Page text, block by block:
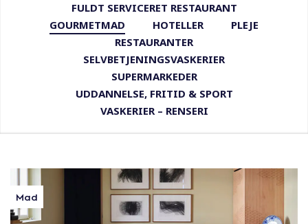
FULDT SERVICERET RESTAURANT
GOURMETMAD
HOTELLER
PLEJE
RESTAURANTER
SELVBETJENINGSVASKERIER
SUPERMARKEDER
UDDANNELSE, FRITID & SPORT
VASKERIER – RENSERI
Mad